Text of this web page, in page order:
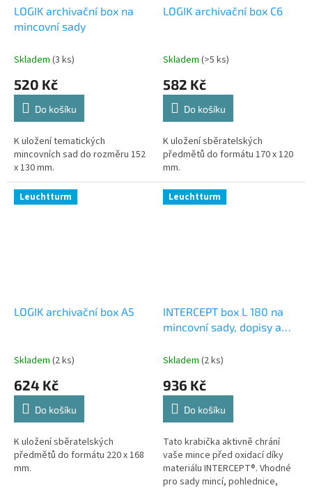
LOGIK archivační box na
mincovní sady
Skladem (3 ks)
520 Kč
Do košíku
K uložení tematických
mincovních sad do rozměru 152
x 130 mm.
LOGIK archivační box C6
Skladem (>5 ks)
582 Kč
Do košíku
K uložení sběratelských
předmětů do formátu 170 x 120
mm.
Leuchtturm
LOGIK archivační box A5
Skladem (2 ks)
624 Kč
Do košíku
K uložení sběratelských
předmětů do formátu 220 x 168
mm.
Leuchtturm
INTERCEPT box L 180 na
mincovní sady, dopisy a
Skladem (2 ks)
936 Kč
Do košíku
Tato krabička aktivně chrání
vaše mince před oxidací díky
materiálu INTERCEPT®. Vhodné
pro sady mincí, pohlednice,